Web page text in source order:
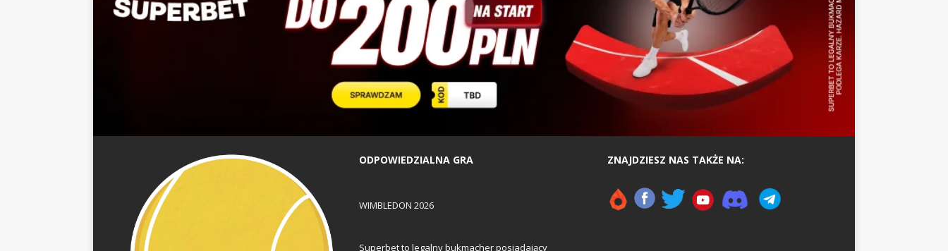
ODPOWIEDZIALNA GRA
WIMBLEDON 2026
Superbet to legalny bukmacher posiadający
ZNAJDZIESZ NAS TAKŻE NA: